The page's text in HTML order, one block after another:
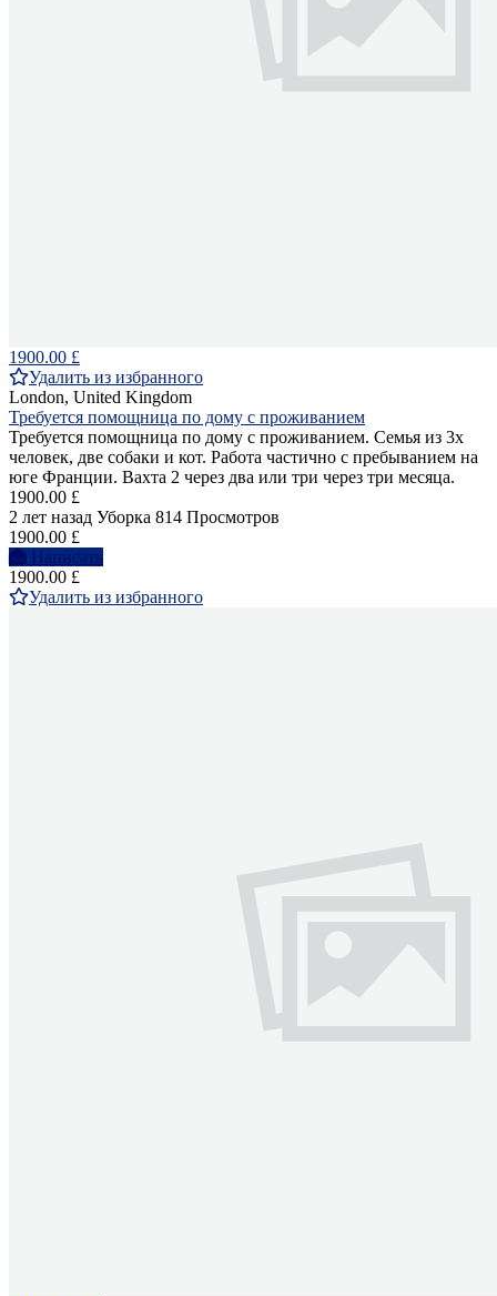
1900.00 £
Удалить из избранного
London, United Kingdom
Требуется помощница по дому с проживанием
Требуется помощница по дому с проживанием. Семья из 3х
человек, две собаки и кот. Работа частично с пребыванием на
юге Франции. Вахта 2 через два или три через три месяца.
1900.00 £
2 лет назад Уборка 814 Просмотров
1900.00 £
Написать
1900.00 £
Удалить из избранного